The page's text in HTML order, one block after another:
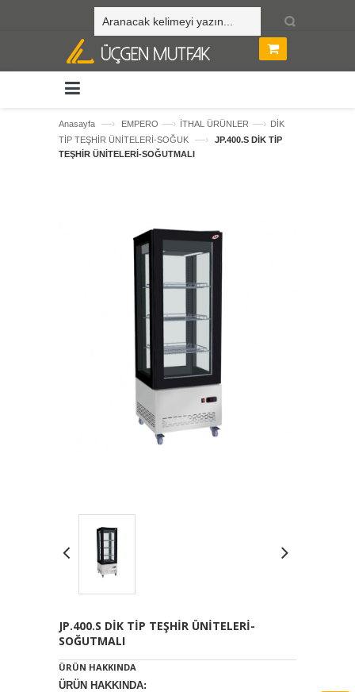
Anasayfa —› EMPERO —› İTHAL ÜRÜNLER —› DİK
TİP TEŞHİR ÜNİTELERİ-SOĞUK
—›
JP.400.S DİK TİP
TEŞHİR ÜNİTELERİ-SOĞUTMALI
JP.400.S DİK TİP TEŞHİR ÜNİTELERİ-
SOĞUTMALI
ÜRÜN HAKKINDA
ÜRÜN HAKKINDA: